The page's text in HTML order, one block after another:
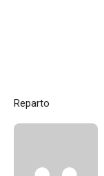
Reparto